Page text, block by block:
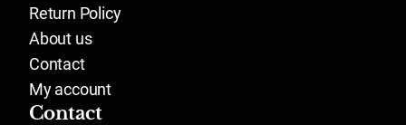
Return Policy
About us
Contact
My account
Contact